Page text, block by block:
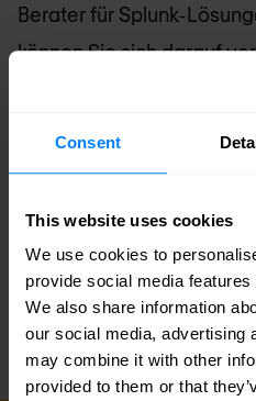
Consent
This website uses cookies
We use cookies to
provide social media
We also share information
our social media, advertising
may combine it with other
provided to them or that
Berater für Splunk-
können Sie sich darauf
mithilfe seines
Anforderungen passt.